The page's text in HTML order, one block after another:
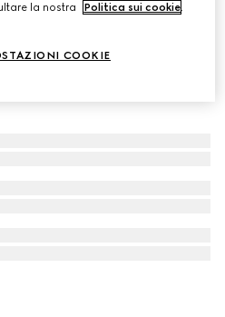
la nostra
Politica sui cookie.
COOKIE